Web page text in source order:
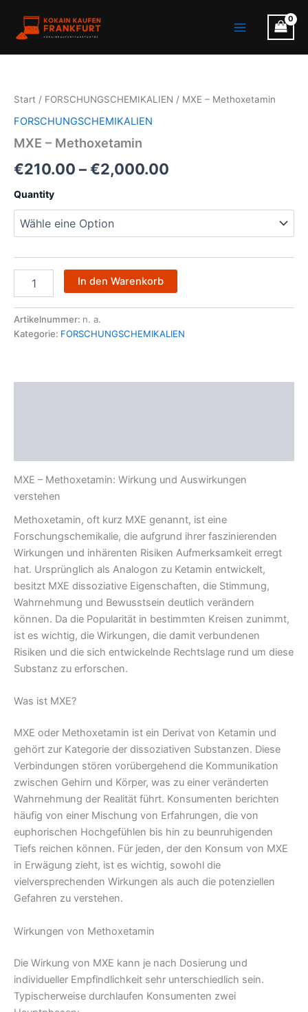
Inhalt
springen
Menu
Start / FORSCHUNGSCHEMIKALIEN / MXE – Methoxetamin
FORSCHUNGSCHEMIKALIEN
MXE – Methoxetamin
€210.00 –€2,000.00
€210.00
Quantity
Menge
In den Warenkorb
Artikelnummer: n. a.
Kategorie: FORSCHUNGSCHEMIKALIEN
MXE – Methoxetamin: Wirkung und Auswirkungen
verstehen
Methoxetamin, oft kurz MXE genannt, ist eine
Forschungschemikalie, die aufgrund ihrer faszinierenden
Wirkungen und inhärenten Risiken Aufmerksamkeit erregt
hat. Ursprünglich als Analogon zu Ketamin entwickelt,
besitzt MXE dissoziative Eigenschaften, die Stimmung,
Wahrnehmung und Bewusstsein deutlich verändern
können. Da die Popularität in bestimmten Kreisen zunimmt,
ist es wichtig, die Wirkungen, die damit verbundenen
Risiken und die sich entwickelnde Rechtslage rund um diese
Substanz zu erforschen.
Was ist MXE?
MXE oder Methoxetamin ist ein Derivat von Ketamin und
gehört zur Kategorie der dissoziativen Substanzen. Diese
Verbindungen stören vorübergehend die Kommunikation
zwischen Gehirn und Körper, was zu einer veränderten
Wahrnehmung der Realität führt. Konsumenten berichten
häufig von einer Mischung von Erfahrungen, die von
euphorischen Hochgefühlen bis hin zu beunruhigenden
Tiefs reichen können. Für jeden, der den Konsum von MXE
in Erwägung zieht, ist es wichtig, sowohl die
vielversprechenden Wirkungen als auch die potenziellen
Gefahren zu verstehen.
Wirkungen von Methoxetamin
Die Wirkung von MXE kann je nach Dosierung und
individueller Empfindlichkeit sehr unterschiedlich sein.
Typischerweise durchlaufen Konsumenten zwei